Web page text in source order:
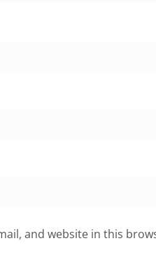
and website in this